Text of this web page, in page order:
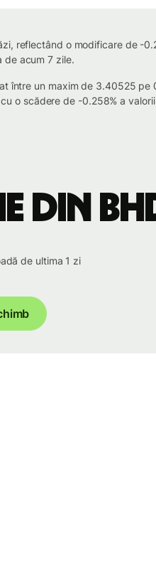
reflectând o modificare de -
de acum 7 zile.
între un maxim de 3.40525
o scădere de -0.258% a
de ultima 1 zi